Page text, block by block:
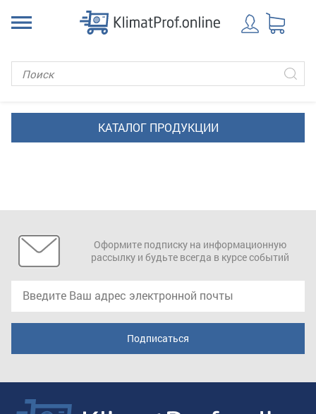
Оформите подписку на информационную
рассылку и будьте всегда в курсе событий